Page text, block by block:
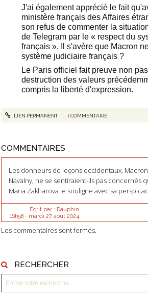
RECHERCHER
J'ai également apprécié le fait
ministère français des Affaires
son refus de commenter la
de Telegram par le « respect du
français ». Il s'avère que Macron
système judiciaire français ?
Le Paris officiel fait preuve non
destruction des valeurs
compris la liberté d'expression.
LIEN PERMANENT 1 COMMENTAIRE
COMMENTAIRES
Les donneurs de leçons occidentaux,
Navalny, ne se sentiraient-ils pas concernés
Maria Zakharova le souligne avec sa
Écrit par : Dauphin
16h58- mardi 27 août 2024
Les commentaires sont fermés.